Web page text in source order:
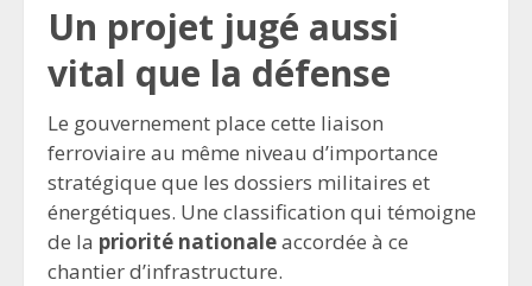
Un projet jugé aussi
vital que la défense
Le gouvernement place cette liaison
ferroviaire au même niveau d’importance
stratégique que les dossiers militaires et
énergétiques. Une classification qui témoigne
de la priorité nationaleaccordée à ce
chantier d’infrastructure.